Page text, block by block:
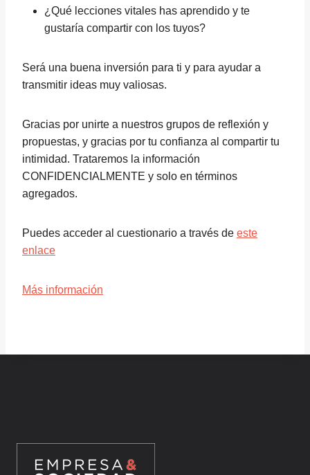
¿Qué lecciones vitales has aprendido y te
gustaría compartir con los tuyos?
Será una buena inversión para ti y para ayudar a
transmitir ideas muy valiosas.
Gracias por unirte a nuestros grupos de reflexión y
propuestas, y gracias por tu confianza al compartir tu
intimidad. Trataremos la información
CONFIDENCIALMENTE y solo en términos
agregados.
Puedes acceder al cuestionario a través de este
enlace
Más información